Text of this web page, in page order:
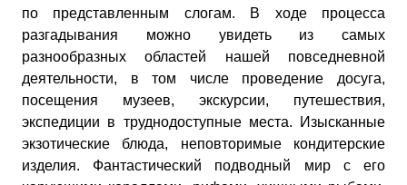
по представленным слогам. В ходе процесса
разгадывания можно увидеть из самых
разнообразных областей нашей повседневной
деятельности, в том числе проведение досуга,
посещения музеев, экскурсии, путешествия,
экспедиции в труднодоступные места. Изысканные
экзотические блюда, неповторимые кондитерские
изделия. Фантастический подводный мир с его